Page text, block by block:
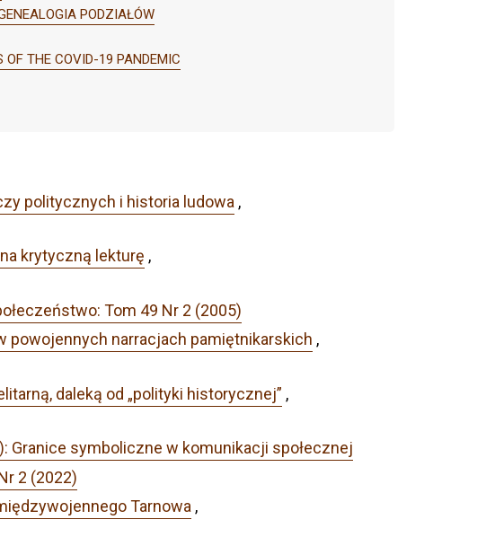
PODZIAŁÓW
THE COVID-19 PANDEMIC
politycznych i historia ludowa ,
krytyczną lekturę ,
Tom 49 Nr 2 (2005)
powojennych narracjach pamiętnikarskich ,
daleką od „polityki historycznej” ,
Granice symboliczne w komunikacji społecznej
2 (2022)
Tarnowa ,